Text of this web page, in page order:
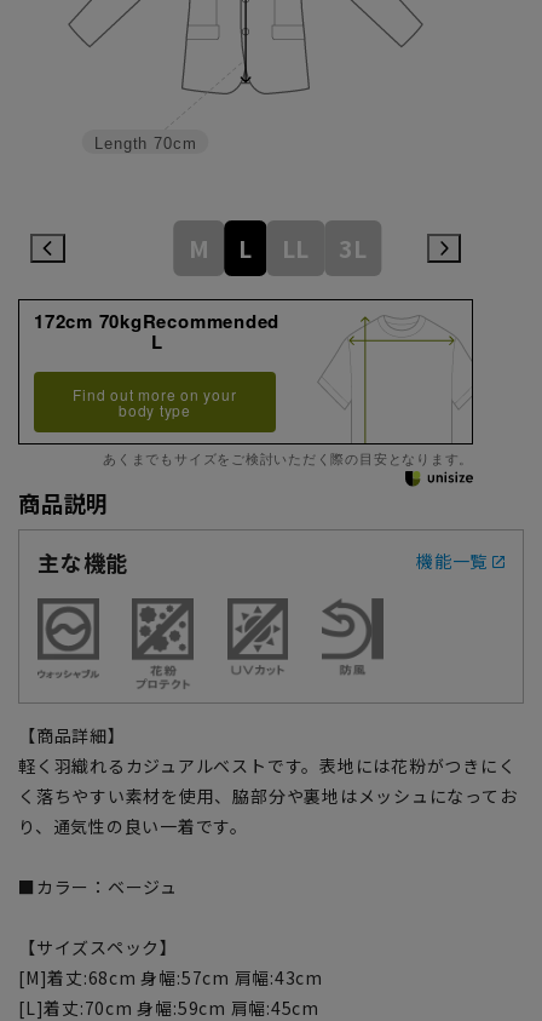
Length 70cm
M L LL 3L
172cm 70kgRecommended
L
Find out more on your
body type
あくまでもサイズをご検討いただく際の目安となります。
商品説明
主な機能
機能一覧
【商品詳細】
軽く羽織れるカジュアルベストです。表地には花粉がつきにく
く落ちやすい素材を使用、脇部分や裏地はメッシュになってお
り、通気性の良い一着です。
■カラー：ベージュ
【サイズスペック】
[M]着丈:68cm 身幅:57cm 肩幅:43cm
[L]着丈:70cm 身幅:59cm 肩幅:45cm